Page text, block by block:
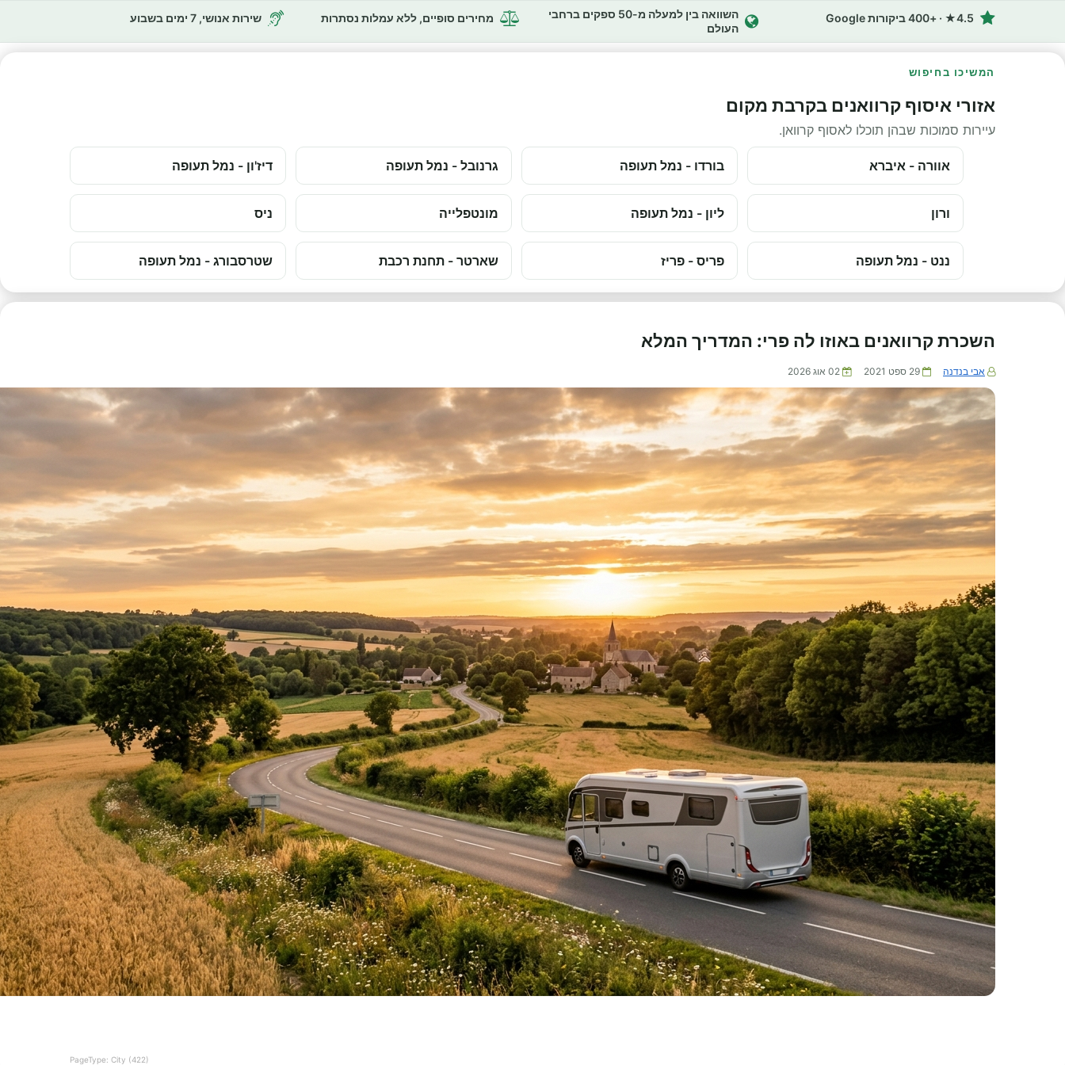
4.5★ · +400 ביקורות Google
השוואה בין למעלה מ-50 ספקים ברחבי
העולם
מחירים סופיים, ללא עמלות נסתרות שירות אנושי, 7 ימים בשבוע
המשיכו בחיפוש
אזורי איסוף קרוואנים בקרבת מקום
עיירות סמוכות שבהן תוכלו לאסוף קרוואן.
אוורה - איברא בורדו - נמל תעופה גרנובל - נמל תעופה דיז'ון - נמל תעופה
ורון ליון - נמל תעופה מונטפלייה ניס
ננט - נמל תעופה פריס - פריז שארטר - תחנת רכבת שטרסבורג - נמל תעופה
השכרת קרוואנים באוזו לה פרי: המדריך המלא
אבי בנדנה 29 ספט 2021 02 אוג 2026
PageType: City (422)